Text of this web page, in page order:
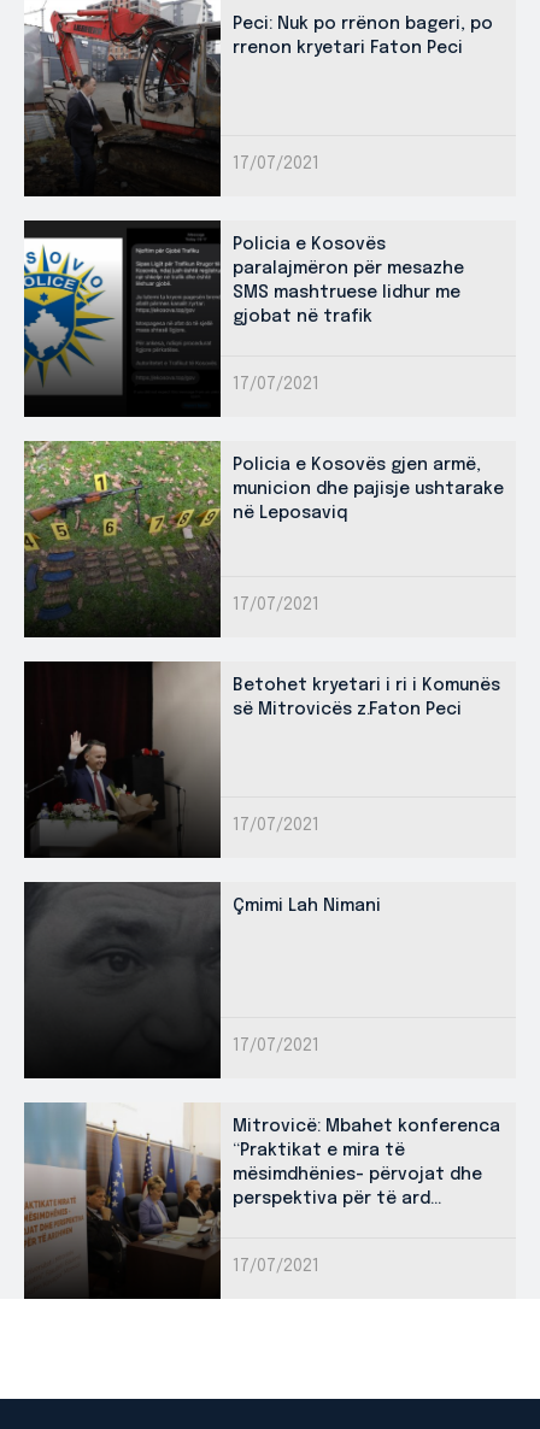
Peci: Nuk po rrënon bageri, po
rrenon kryetari Faton Peci
17/07/2021
Policia e Kosovës
paralajmëron për mesazhe
SMS mashtruese lidhur me
gjobat në trafik
17/07/2021
Policia e Kosovës gjen armë,
municion dhe pajisje ushtarake
në Leposaviq
17/07/2021
Betohet kryetari i ri i Komunës
së Mitrovicës z.Faton Peci
17/07/2021
Çmimi Lah Nimani
17/07/2021
Mitrovicë: Mbahet konferenca
“Praktikat e mira të
mësimdhënies- përvojat dhe
perspektiva për të ard...
17/07/2021